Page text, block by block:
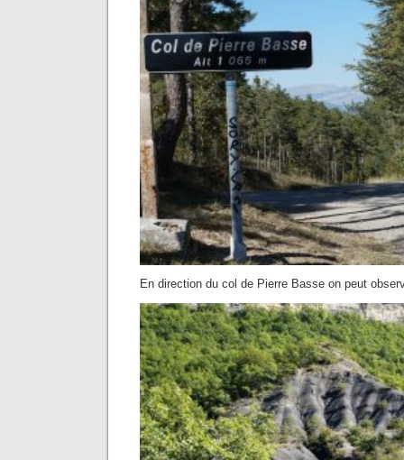
En direction du col de Pierre Basse on peut